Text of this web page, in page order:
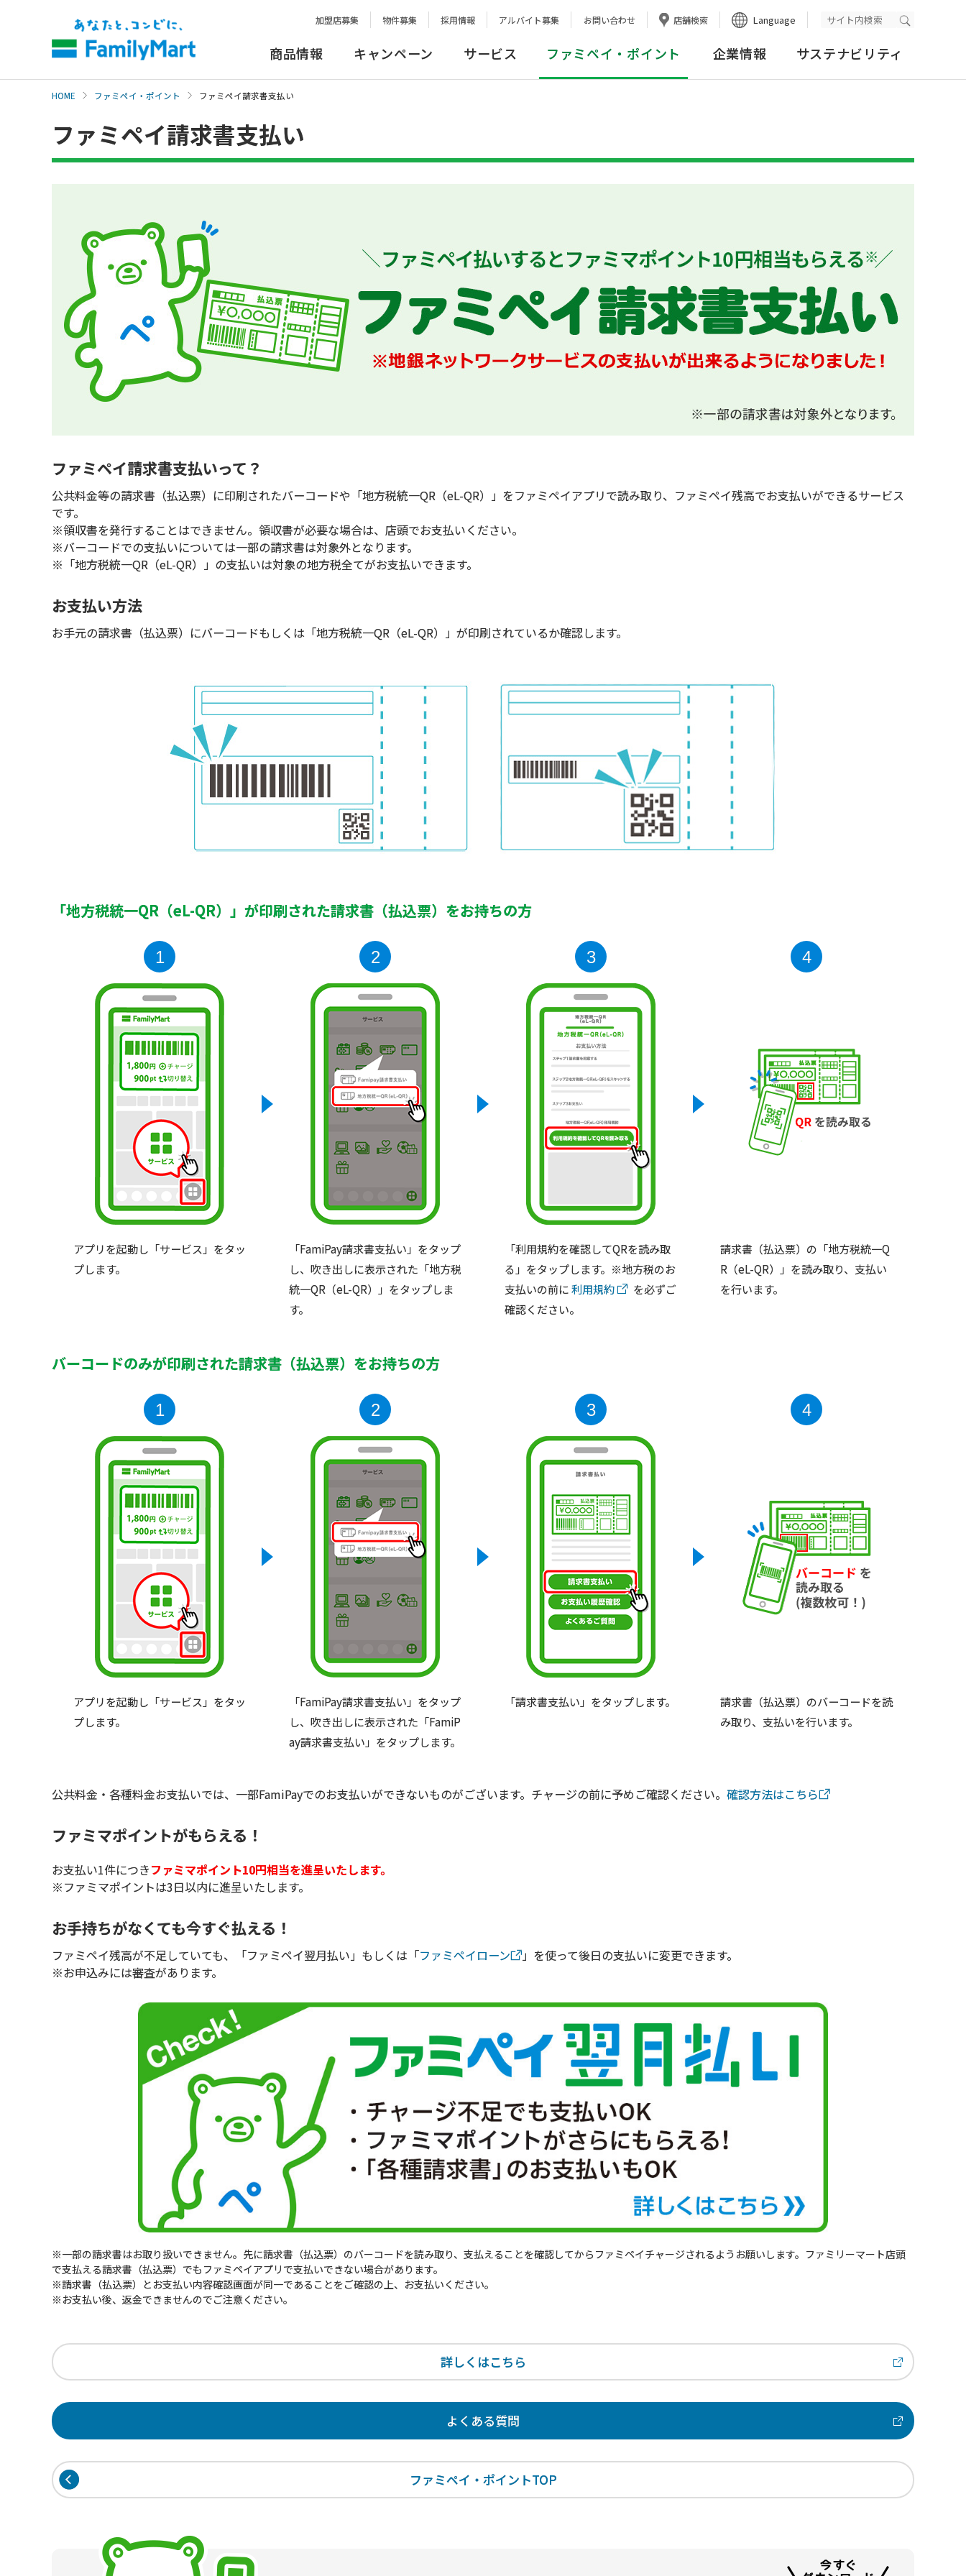
加盟店募集 物件募集 採用情報 アルバイト募集 お問い合わせ 店舗検索 Language 検索実行
商品情報 キャンペーン サービス ファミペイ・ポイント 企業情報 サステナビリティ
HOME ファミペイ・ポイント ファミペイ請求書支払い
ファミペイ請求書支払い
ファミペイ請求書支払いって？
公共料金等の請求書（払込票）に印刷されたバーコードや「地方税統一QR（eL-QR）」をファミペイアプリで読み取り、ファミペイ残高でお支払いができるサービス
です。
※領収書を発行することはできません。領収書が必要な場合は、店頭でお支払いください。
※バーコードでの支払いについては一部の請求書は対象外となります。
※「地方税統一QR（eL-QR）」の支払いは対象の地方税全てがお支払いできます。
お支払い方法
お手元の請求書（払込票）にバーコードもしくは「地方税統一QR（eL-QR）」が印刷されているか確認します。
「地方税統一QR（eL-QR）」が印刷された請求書（払込票）をお持ちの方
アプリを起動し「サービス」をタッ
プします。
「FamiPay請求書支払い」をタップ
し、吹き出しに表示された「地方税
統一QR（eL-QR）」をタップしま
す。
「利用規約を確認してQRを読み取
る」をタップします。※地方税のお
支払いの前に利用規約
を必ずご
確認ください。
請求書（払込票）の「地方税統一Q
R（eL-QR）」を読み取り、支払い
を行います。
バーコードのみが印刷された請求書（払込票）をお持ちの方
アプリを起動し「サービス」をタッ
プします。
「FamiPay請求書支払い」をタップ
し、吹き出しに表示された「FamiP
ay請求書支払い」をタップします。
「請求書支払い」をタップします。
請求書（払込票）のバーコードを読
み取り、支払いを行います。
公共料金・各種料金お支払いでは、一部FamiPayでのお支払いができないものがございます。チャージの前に予めご確認ください。 確認方法はこちら
ファミマポイントがもらえる！
お支払い1件につきファミマポイント10円相当を進呈いたします。
※ファミマポイントは3日以内に進呈いたします。
お手持ちがなくても今すぐ払える！
ファミペイ残高が不足していても、「ファミペイ翌月払い」もしくは「ファミペイローン
」を使って後日の支払いに変更できます。
※お申込みには審査があります。
※一部の請求書はお取り扱いできません。先に請求書（払込票）のバーコードを読み取り、支払えることを確認してからファミペイチャージされるようお願いします。ファミリーマート店頭
で支払える請求書（払込票）でもファミペイアプリで支払いできない場合があります。
※請求書（払込票）とお支払い内容確認画面が同一であることをご確認の上、お支払いください。
※お支払い後、返金できませんのでご注意ください。
詳しくはこちら
よくある質問
ファミペイ・ポイントTOP